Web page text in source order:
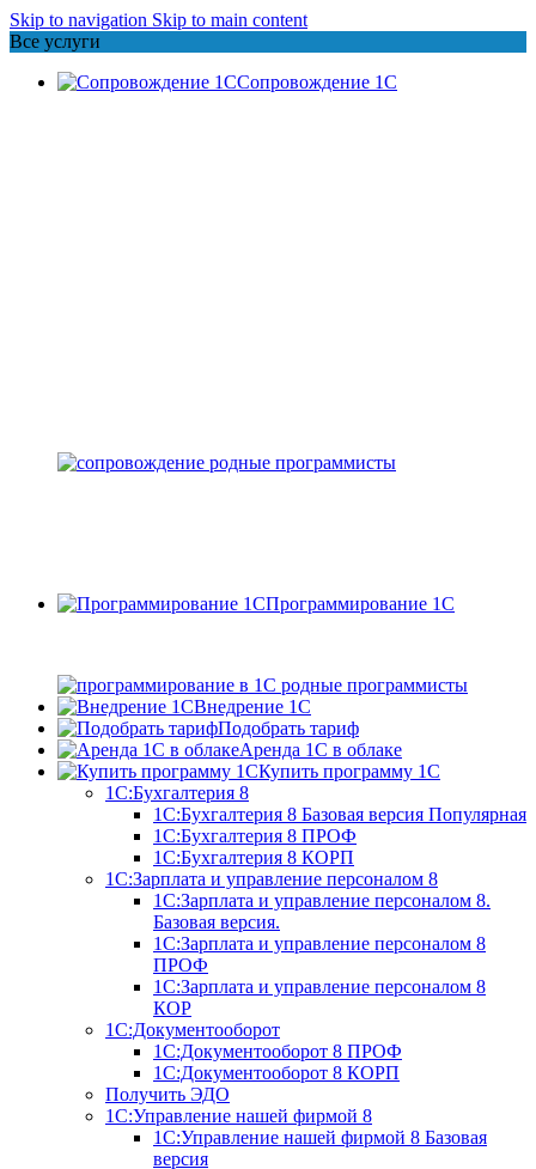
Skip to navigation Skip to main content
Все услуги
Сопровождение 1С
Программирование 1С
Внедрение 1С
Подобрать тариф
Аренда 1С в облаке
Купить программу 1С
1С:Бухгалтерия 8
1С:Бухгалтерия 8 Базовая версия Популярная
1С:Бухгалтерия 8 ПРОФ
1С:Бухгалтерия 8 КОРП
1С:Зарплата и управление персоналом 8
1С:Зарплата и управление персоналом 8.
Базовая версия.
1С:Зарплата и управление персоналом 8
ПРОФ
1С:Зарплата и управление персоналом 8
КОР
1С:Документооборот
1С:Документооборот 8 ПРОФ
1С:Документооборот 8 КОРП
Получить ЭДО
1С:Управление нашей фирмой 8
1С:Управление нашей фирмой 8 Базовая
версия